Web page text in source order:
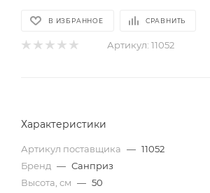
В ИЗБРАННОЕ СРАВНИТЬ
Артикул: 11052
Характеристики
Артикул поставщика — 11052
Бренд — Санприз
Высота, см — 50